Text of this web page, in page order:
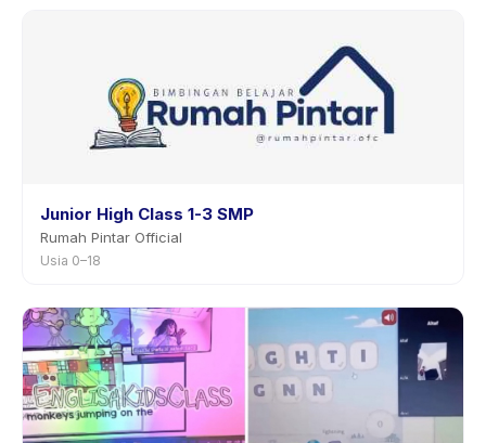
Junior High Class 1-3 SMP
Rumah Pintar Official
Usia 0–18